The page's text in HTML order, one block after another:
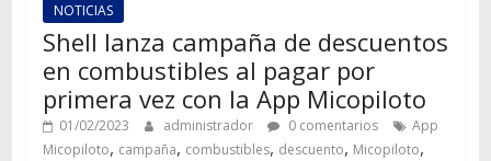
NOTICIAS
Shell lanza campaña de descuentos
en combustibles al pagar por
primera vez con la App Micopiloto
01/02/2023 administrador 0 comentarios
App
Micopiloto, campaña, combustibles, descuento, Micopiloto,